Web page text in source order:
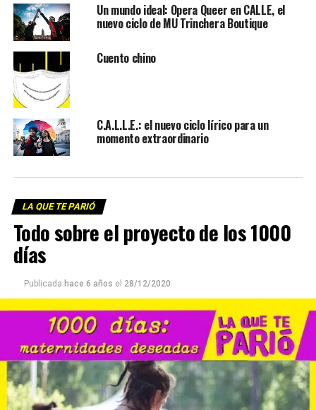
Un mundo ideal: Opera Queer en CALLE, el
nuevo ciclo de MU Trinchera Boutique
Cuento chino
C.A.L.L.E.: el nuevo ciclo lírico para un
momento extraordinario
LA QUE TE PARIÓ
Todo sobre el proyecto de los 1000
días
Publicada hace 6 años el 28/12/2020